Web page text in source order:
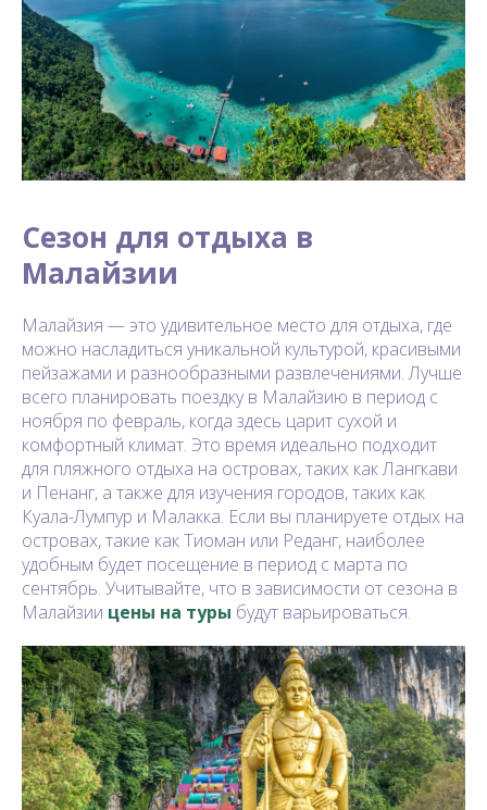
Сезон для отдыха в
Малайзии
Малайзия — это удивительное место для отдыха, где
можно насладиться уникальной культурой, красивыми
пейзажами и разнообразными развлечениями. Лучше
всего планировать поездку в Малайзию в период с
ноября по февраль, когда здесь царит сухой и
комфортный климат. Это время идеально подходит
для пляжного отдыха на островах, таких как Лангкави
и Пенанг, а также для изучения городов, таких как
Куала-Лумпур и Малакка. Если вы планируете отдых на
островах, такие как Тиоман или Реданг, наиболее
удобным будет посещение в период с марта по
сентябрь. Учитывайте, что в зависимости от сезона в
Малайзии цены на туры будут варьироваться.